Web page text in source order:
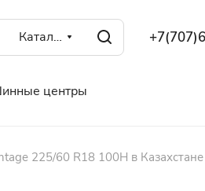
Каталог
центры
225/60 R18 100H в Казахстане